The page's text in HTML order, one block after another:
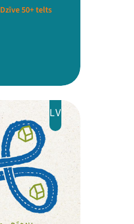
Dzīve 50+ telts
LV